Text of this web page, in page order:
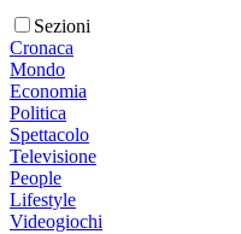
Sezioni
Cronaca
Mondo
Economia
Politica
Spettacolo
Televisione
People
Lifestyle
Videogiochi